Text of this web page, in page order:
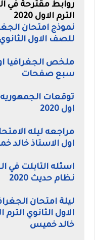
روابط مقترحة في
الترم الاول 2020
نموذج امتحان
للصف الاول الثانوي
سبع صفحات
توقعات الجمهوريه
اول 2020
مراجعه ليله
اول الاستاذ خالد
اسئله التابلت في
نظام حديث 2020
ليلة امتحان
خالد خميس